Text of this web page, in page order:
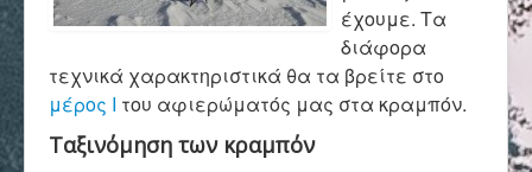
Βουνό και φύση
Φωτο - Video
έχουμε. Τα
διάφορα
τεχνικά χαρακτηριστικά θα τα βρείτε στο
μέρος Ι του αφιερώματός μας στα κραμπόν.
Ταξινόμηση των κραμπόν